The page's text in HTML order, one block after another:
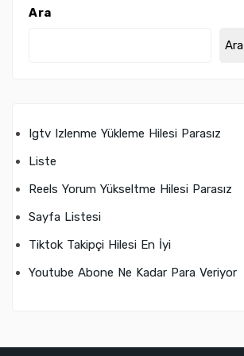
Ara
Ara
Igtv Izlenme Yükleme Hilesi Parasız
Liste
Reels Yorum Yükseltme Hilesi Parasız
Sayfa Listesi
Tiktok Takipçi Hilesi En İyi
Youtube Abone Ne Kadar Para Veriyor